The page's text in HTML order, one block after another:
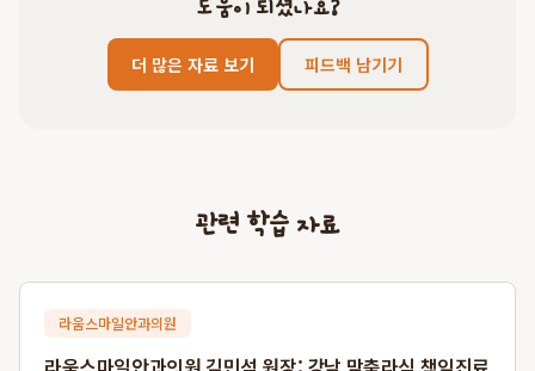
도움이 되셨나요?
더 많은 자료 보기 피드백 남기기
관련 학습 자료
라움스마일안과의원